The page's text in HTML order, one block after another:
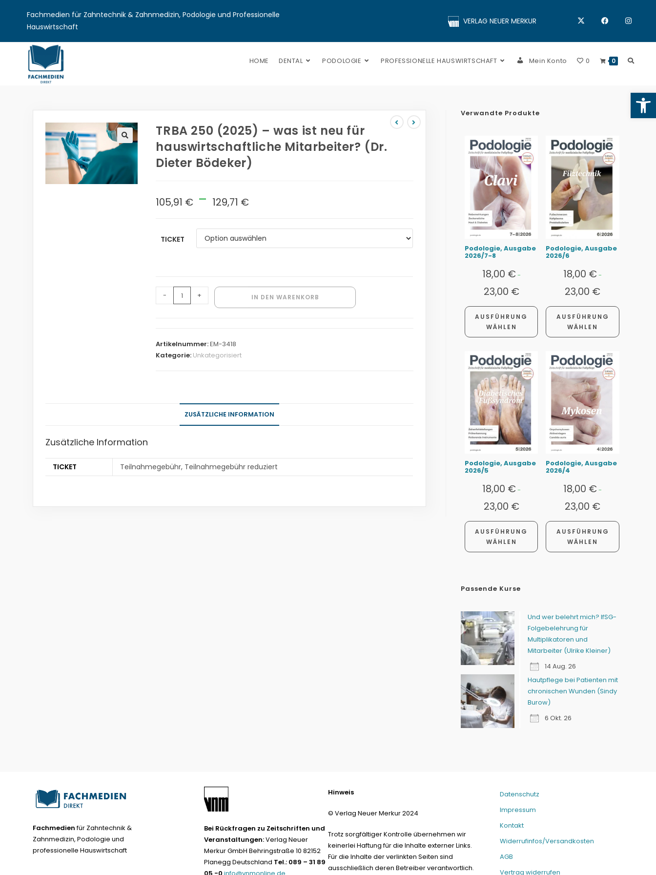
Fachmedien für Zahntechnik & Zahnmedizin, Podologie und Professionelle
Hauswirtschaft
VERLAG NEUER MERKUR
HOME DENTAL PODOLOGIE PROFESSIONELLE HAUSWIRTSCHAFT Mein Konto 0 0
TRBA 250 (2025) – was ist neu für
hauswirtschaftliche Mitarbeiter? (Dr.
Dieter Bödeker)
105,91 € - 129,71 €
TICKET
- + IN DEN WARENKORB
Artikelnummer:EM-3418
Kategorie: Unkategorisiert
ZUSÄTZLICHE INFORMATION
Zusätzliche Information
TICKET Teilnahmegebühr, Teilnahmegebühr reduziert
Verwandte Produkte
Podologie, Ausgabe
2026/7-8
18,00 €-
23,00 €
AUSFÜHRUNG
WÄHLEN
Podologie, Ausgabe
2026/6
18,00 €-
23,00 €
AUSFÜHRUNG
WÄHLEN
Podologie, Ausgabe
2026/5
18,00 €-
23,00 €
AUSFÜHRUNG
WÄHLEN
Podologie, Ausgabe
2026/4
18,00 €-
23,00 €
AUSFÜHRUNG
WÄHLEN
Passende Kurse
Und wer belehrt mich? IfSG-
Folgebelehrung für
Multiplikatoren und
Mitarbeiter (Ulrike Kleiner)
14 Aug. 26
Hautpflege bei Patienten mit
chronischen Wunden (Sindy
Burow)
6 Okt. 26
Fachmedienfür Zahntechnik &
Zahnmedizin, Podologie und
professionelle Hauswirtschaft
Bei Rückfragen zu Zeitschriften und
Veranstaltungen:Verlag Neuer
Merkur GmbH Behringstraße 10 82152
Planegg Deutschland Tel.: 089 – 31 89
Hinweis
© Verlag Neuer Merkur 2024
Trotz sorgfältiger Kontrolle übernehmen wir
keinerlei Haftung für die Inhalte externer Links.
Für die Inhalte der verlinkten Seiten sind
ausschließlich deren Betreiber verantwortlich.
Datenschutz
Impressum
Kontakt
Widerrufinfos/Versandkosten
AGB
Vertrag widerrufen